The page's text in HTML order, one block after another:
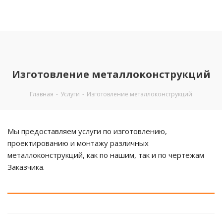
Изготовление металлоконструкций
Главная - Услуги - Изготовление металлоконструкций
Мы предоставляем услуги по изготовлению,
проектированию и монтажу различных
металлоконструкций, как по нашим, так и по чертежам
Заказчика.